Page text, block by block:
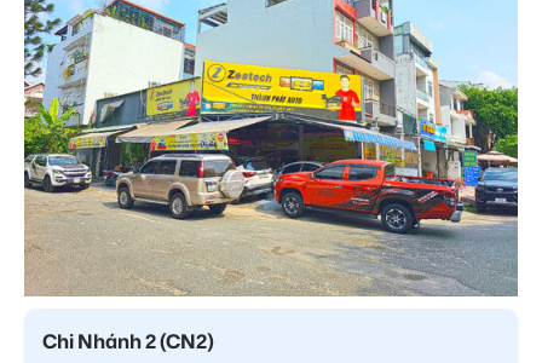
Chi Nhánh 2 (CN2)